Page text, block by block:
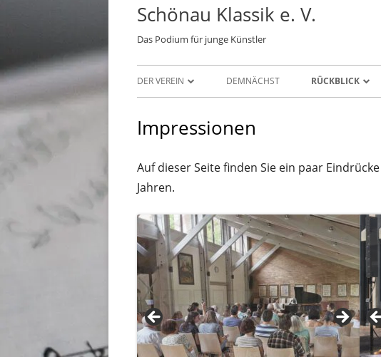
Schönau Klassik e. V.
Das Podium für junge Künstler
Primäres
DER VEREIN
MITGLIEDSCHAFT
SPENDEN
DEMNÄCHST RÜCKBLICK
Impressionen
Auf dieser Seite finden Sie ein paar
Jahren.